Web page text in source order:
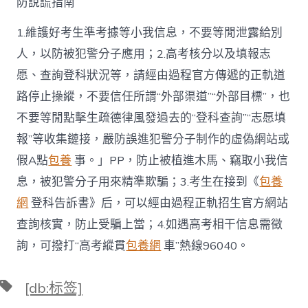
1.維護好考生準考據等小我信息，不要等閒泄露給別
人，以防被犯警分子應用；2.高考核分以及填報志
愿、查詢登科狀況等，請經由過程官方傳遞的正軌道
路停止操縱，不要信任所謂“外部渠道”“外部目標”，也
不要等閒點擊生疏德律風發過去的“登科查詢”“志愿填
報”等收集鏈接，嚴防誤進犯警分子制作的虛偽網站或
假A點包養 事。」PP，防止被植進木馬、竊取小我信
息，被犯警分子用來精準欺騙；3.考生在接到《包養
網 登科告訴書》后，可以經由過程正軌招生官方網站
查詢核實，防止受騙上當；4.如遇高考相干信息需徵
詢，可撥打“高考縱貫包養網 車”熱線96040。
標 [db:标签]